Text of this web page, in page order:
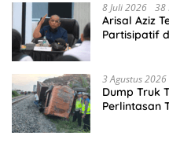
8 Juli 2026 38
Arisal Aziz
Partisipatif
3 Agustus 2026
Dump Truk
Perlintasan